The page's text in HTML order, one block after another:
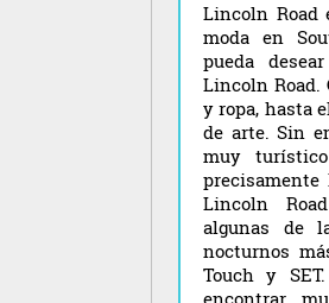
Lincoln Road
moda en
pueda
Lincoln Road.
y ropa, hasta
de arte. Sin
muy
precisamente
Lincoln
algunas de
nocturnos
Touch y
encontrar